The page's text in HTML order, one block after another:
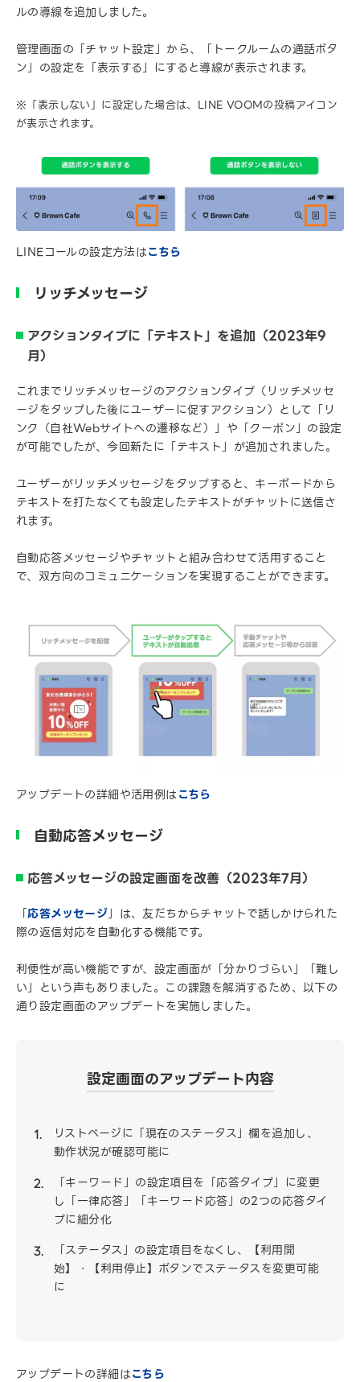
ルの導線を追加しました。
管理画面の「チャット設定」から、「トークルームの通話ボタ
ン」の設定を「表示する」にすると導線が表示されます。
※「表示しない」に設定した場合は、LINE VOOMの投稿アイコン
が表示されます。
LINEコールの設定方法はこちら
リッチメッセージ
アクションタイプに「テキスト」を追加（2023年9
月）
これまでリッチメッセージのアクションタイプ（リッチメッセ
ージをタップした後にユーザーに促すアクション）として「リ
ンク（自社Webサイトへの遷移など）」や「クーポン」の設定
が可能でしたが、今回新たに「テキスト」が追加されました。
ユーザーがリッチメッセージをタップすると、キーボードから
テキストを打たなくても設定したテキストがチャットに送信さ
れます。
自動応答メッセージやチャットと組み合わせて活用すること
で、双方向のコミュニケーションを実現することができます。
アップデートの詳細や活用例はこちら
自動応答メッセージ
応答メッセージの設定画面を改善（2023年7月）
「応答メッセージ」は、友だちからチャットで話しかけられた
際の返信対応を自動化する機能です。
利便性が高い機能ですが、設定画面が「分かりづらい」「難し
い」という声もありました。この課題を解消するため、以下の
通り設定画面のアップデートを実施しました。
設定画面のアップデート内容
リストページに「現在のステータス」欄を追加し、
動作状況が確認可能に
「キーワード」の設定項目を「応答タイプ」に変更
し「一律応答」「キーワード応答」の2つの応答タイ
プに細分化
「ステータス」の設定項目をなくし、【利用開
始】・【利用停止】ボタンでステータスを変更可能
に
アップデートの詳細はこちら